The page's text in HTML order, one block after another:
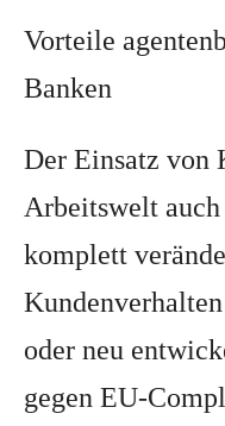
Vorteile
Banken
Der Einsatz von
Arbeitswelt
komplett
oder neu
gegen EU-